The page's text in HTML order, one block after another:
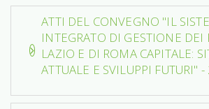
ATTI DEL CONVEGNO "IL
INTEGRATO DI GESTIONE DEI
LAZIO E DI ROMA CAPITALE:
ATTUALE E SVILUPPI